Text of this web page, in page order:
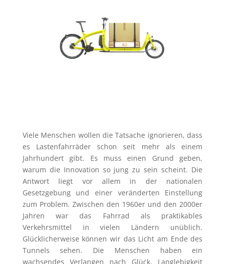
Viele Menschen wollen die Tatsache ignorieren, dass
es Lastenfahrräder schon seit mehr als einem
Jahrhundert gibt. Es muss einen Grund geben,
warum die Innovation so jung zu sein scheint. Die
Antwort liegt vor allem in der nationalen
Gesetzgebung und einer veränderten Einstellung
zum Problem. Zwischen den 1960er und den 2000er
Jahren war das Fahrrad als praktikables
Verkehrsmittel in vielen Ländern unüblich.
Glücklicherweise können wir das Licht am Ende des
Tunnels sehen. Die Menschen haben ein
wachsendes Verlangen nach Glück, Langlebigkeit